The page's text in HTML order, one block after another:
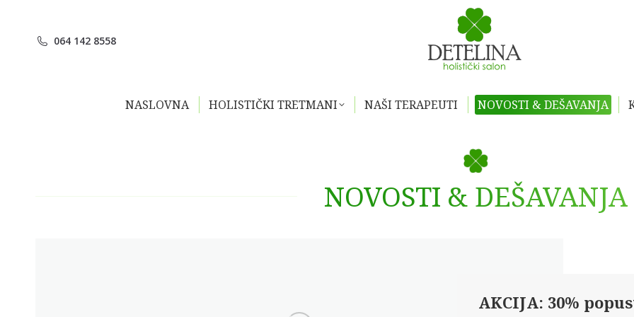
064 142 8558
NASLOVNA HOLISTIČKI TRETMANI NAŠI TERAPEUTI NOVOSTI & DEŠAVANJA
NOVOSTI & DEŠAVANJA
AKCIJA: 30%